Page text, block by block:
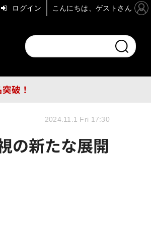
破！その他
の新たな展開
2024.11.1 Fri 17:30
ログイン こんにちは、ゲストさん